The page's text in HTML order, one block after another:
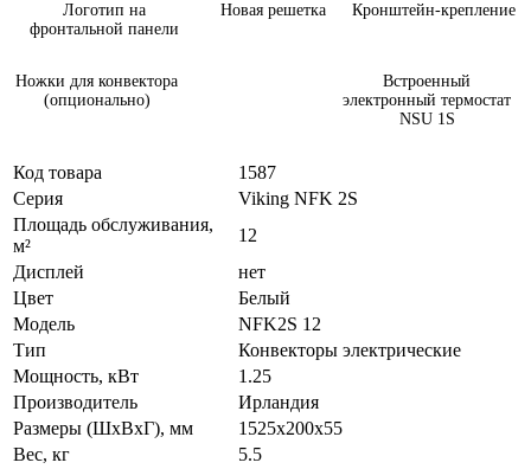
Логотип на
фронтальной панели
Новая решетка Кронштейн-крепление
Ножки для конвектора
(опционально)
Встроенный
электронный термостат
NSU 1S
Код товара
1587
Серия
Viking NFK 2S
Площадь обслуживания,
м²
12
Дисплей
нет
Цвет
Белый
Модель
NFK2S 12
Тип
Конвекторы электрические
Мощность, кВт
1.25
Производитель
Ирландия
Размеры (ШxВxГ), мм
1525x200x55
Вес, кг
5.5